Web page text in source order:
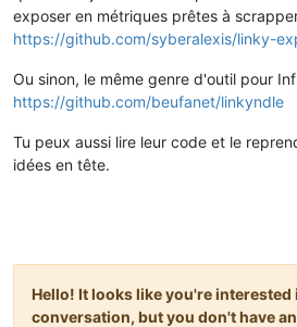
exposer en métriques prêtes à
https://github.com/syberalexis/linky-
Ou sinon, le même genre d'outil pour
https://github.com/beufanet/linkyndle
Tu peux aussi lire leur code et le
idées en tête.
Hello! It looks like you're interested
conversation, but you don't have